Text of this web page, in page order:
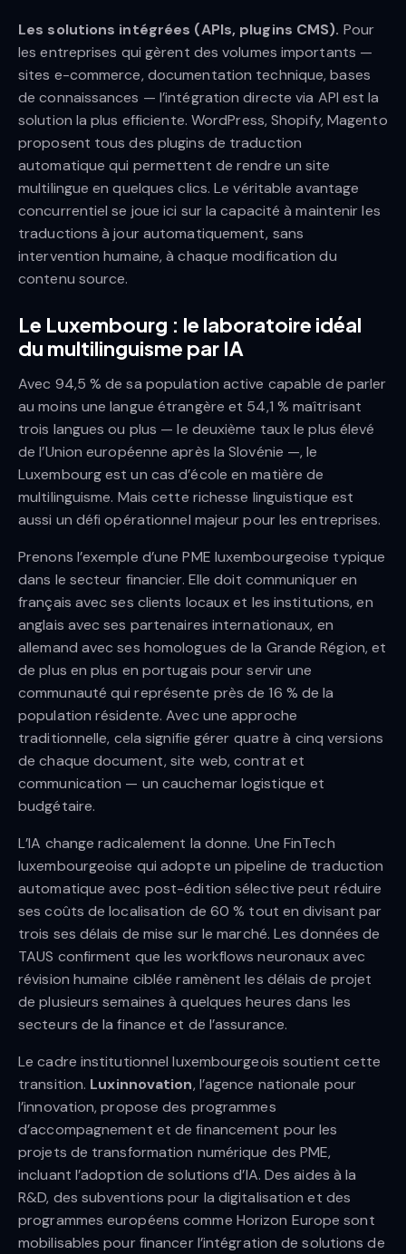
Les solutions intégrées (APIs, plugins CMS). Pour
les entreprises qui gèrent des volumes importants —
sites e-commerce, documentation technique, bases
de connaissances — l’intégration directe via API est la
solution la plus efficiente. WordPress, Shopify, Magento
proposent tous des plugins de traduction
automatique qui permettent de rendre un site
multilingue en quelques clics. Le véritable avantage
concurrentiel se joue ici sur la capacité à maintenir les
traductions à jour automatiquement, sans
intervention humaine, à chaque modification du
contenu source.
Le Luxembourg : le laboratoire idéal
du multilinguisme par IA
Avec 94,5 % de sa population active capable de parler
au moins une langue étrangère et 54,1 % maîtrisant
trois langues ou plus — le deuxième taux le plus élevé
de l’Union européenne après la Slovénie —, le
Luxembourg est un cas d’école en matière de
multilinguisme. Mais cette richesse linguistique est
aussi un défi opérationnel majeur pour les entreprises.
Prenons l’exemple d’une PME luxembourgeoise typique
dans le secteur financier. Elle doit communiquer en
français avec ses clients locaux et les institutions, en
anglais avec ses partenaires internationaux, en
allemand avec ses homologues de la Grande Région, et
de plus en plus en portugais pour servir une
communauté qui représente près de 16 % de la
population résidente. Avec une approche
traditionnelle, cela signifie gérer quatre à cinq versions
de chaque document, site web, contrat et
communication — un cauchemar logistique et
budgétaire.
L’IA change radicalement la donne. Une FinTech
luxembourgeoise qui adopte un pipeline de traduction
automatique avec post-édition sélective peut réduire
ses coûts de localisation de 60 % tout en divisant par
trois ses délais de mise sur le marché. Les données de
TAUS confirment que les workflows neuronaux avec
révision humaine ciblée ramènent les délais de projet
de plusieurs semaines à quelques heures dans les
secteurs de la finance et de l’assurance.
Le cadre institutionnel luxembourgeois soutient cette
transition. Luxinnovation, l’agence nationale pour
l’innovation, propose des programmes
d’accompagnement et de financement pour les
projets de transformation numérique des PME,
incluant l’adoption de solutions d’IA. Des aides à la
R&D, des subventions pour la digitalisation et des
programmes européens comme Horizon Europe sont
mobilisables pour financer l’intégration de solutions de